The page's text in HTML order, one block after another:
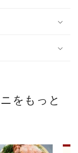
をもっと